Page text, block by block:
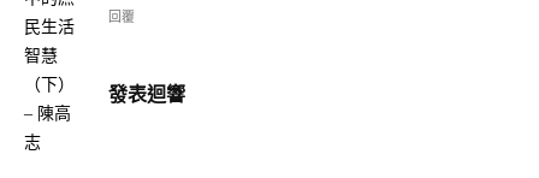
回覆
發表迴響